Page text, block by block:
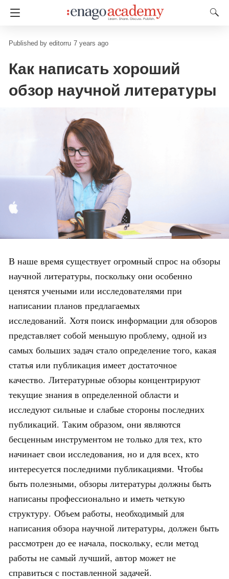
editorru 7 years ago
Как написать хороший
обзор научной литературы
В наше время существует огромный спрос на обзоры
научной литературы, поскольку они особенно
ценятся учеными или исследователями при
написании планов предлагаемых
исследований. Хотя поиск информации для обзоров
представляет собой меньшую проблему, одной из
самых больших задач стало определение того, какая
статья или публикация имеет достаточное
качество. Литературные обзоры концентрируют
текущие знания в определенной области и
исследуют сильные и слабые стороны последних
публикаций. Таким образом, они являются
бесценным инструментом не только для тех, кто
начинает свои исследования, но и для всех, кто
интересуется последними публикациями. Чтобы
быть полезными, обзоры литературы должны быть
написаны профессионально и иметь четкую
структуру. Объем работы, необходимый для
написания обзора научной литературы, должен быть
рассмотрен до ее начала, поскольку, если метод
работы не самый лучший, автор может не
справиться с поставленной задачей.